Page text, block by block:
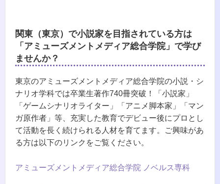
関東（東京）で小説家を目指されている方は
「アミューズメントメディア総合学院」で学び
ませんか？
東京のアミューズメントメディア総合学院の小説・シ
ナリオ学科では卒業生著作740冊突破！「小説家」
「ゲームシナリオライター」「アニメ脚本家」「マン
ガ原作者」等、充実した教育でデビュー後にプロとし
て活動を長く続けられる人材を育てます。ご興味があ
る方は以下のリンクをご覧ください。
アミューズメントメディア総合学院 ノベルス専科